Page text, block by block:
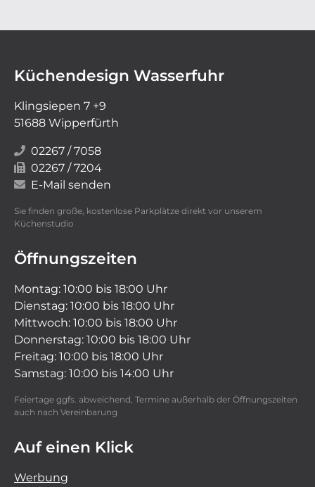
Küchendesign Wasserfuhr
Klingsiepen 7 +9
51688 Wipperfürth
02267 / 7058
02267 / 7204
E-Mail senden
Sie finden große, kostenlose Parkplätze direkt vor unserem
Küchenstudio
Öffnungszeiten
Montag: 10:00 bis 18:00 Uhr
Dienstag: 10:00 bis 18:00 Uhr
Mittwoch: 10:00 bis 18:00 Uhr
Donnerstag: 10:00 bis 18:00 Uhr
Freitag: 10:00 bis 18:00 Uhr
Samstag: 10:00 bis 14:00 Uhr
Feiertage ggfs. abweichend, Termine außerhalb der Öffnungszeiten
auch nach Vereinbarung
Auf einen Klick
Werbung